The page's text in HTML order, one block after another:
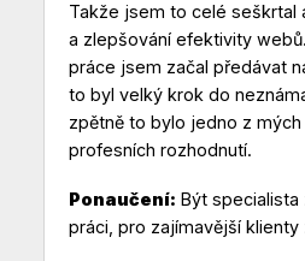
Takže jsem to celé seškrtal
a zlepšování efektivity
práce jsem začal předávat
to byl velký krok do
zpětně to bylo jedno z
profesních rozhodnutí.
Ponaučení: Být specialista
práci, pro zajímavější klienty